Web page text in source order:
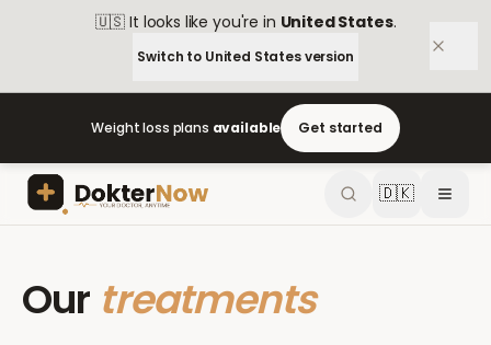
🇺🇸 It looks like you're in United States.
Switch to United Statesversion
Weight loss plans available Get started
🇩🇰
Our treatments